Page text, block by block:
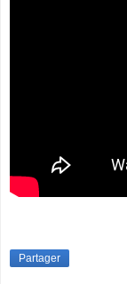
Partager